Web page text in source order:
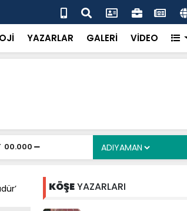
Kozağaç Ana Deposu devrede: 101 yerleşim
önemli eşik aşıldı
YAZARLAR GALERİ VİDEO
00.000
KÖŞEYAZARLARI